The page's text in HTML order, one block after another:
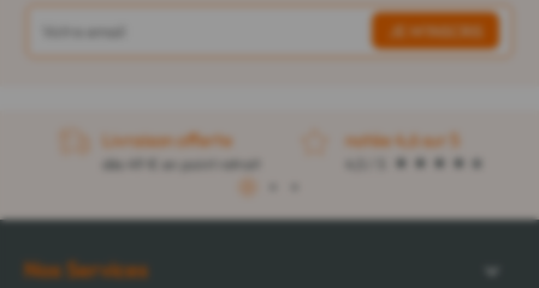
Livraison offerte
dès 49 € en point retrait
notée 4,6 sur 5
Nos Services